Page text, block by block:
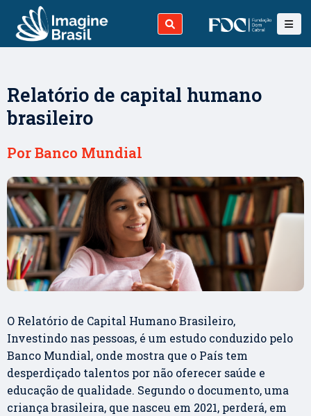
Relatório de capital humano
brasileiro
Por Banco Mundial
O Relatório de Capital Humano Brasileiro,
Investindo nas pessoas, é um estudo conduzido pelo
Banco Mundial, onde mostra que o País tem
desperdiçado talentos por não oferecer saúde e
educação de qualidade. Segundo o documento, uma
criança brasileira, que nasceu em 2021, perderá, em